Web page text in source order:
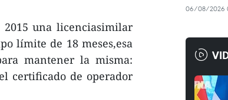
una licenciasimilar
límite de 18 meses,esa
mantener la misma:
certificado de operador
06/08/2026